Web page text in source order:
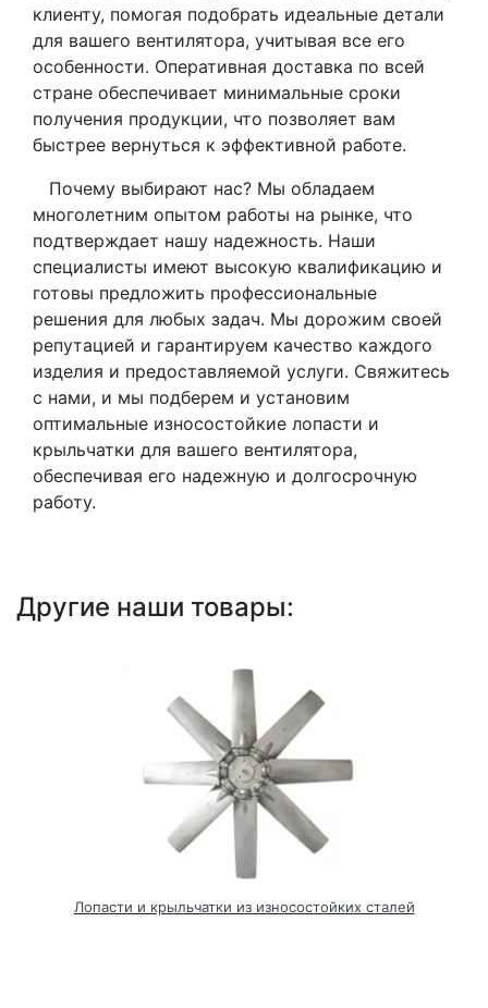
клиенту, помогая подобрать идеальные детали
для вашего вентилятора, учитывая все его
особенности. Оперативная доставка по всей
стране обеспечивает минимальные сроки
получения продукции, что позволяет вам
быстрее вернуться к эффективной работе.
Почему выбирают нас? Мы обладаем
многолетним опытом работы на рынке, что
подтверждает нашу надежность. Наши
специалисты имеют высокую квалификацию и
готовы предложить профессиональные
решения для любых задач. Мы дорожим своей
репутацией и гарантируем качество каждого
изделия и предоставляемой услуги. Свяжитесь
с нами, и мы подберем и установим
оптимальные износостойкие лопасти и
крыльчатки для вашего вентилятора,
обеспечивая его надежную и долгосрочную
работу.
Другие наши товары:
Лопасти и крыльчатки из износостойких сталей